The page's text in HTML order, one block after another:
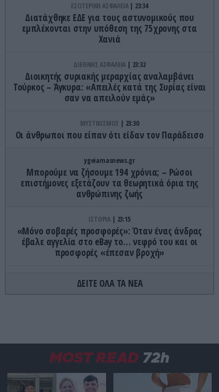
ΕΣΩΤΕΡΙΚΗ ΑΣΦΑΛΕΙΑ 23:34
Διατάχθηκε ΕΔΕ για τους αστυνομικούς που
εμπλέκονται στην υπόθεση της 75χρονης στα
Χανιά
ΔΙΕΘΝΗΣ ΑΣΦΑΛΕΙΑ 23:32
Διοικητής συριακής μεραρχίας αναλαμβάνει
Τούρκος – Άγκυρα: «Απειλές κατά της Συρίας είναι
σαν να απειλούν εμάς»
ΜΥΣΤΙΚΙΣΜΟΣ 23:30
Οι άνθρωποι που είπαν ότι είδαν τον Παράδεισο
ygeiamasnews.gr
Μπορούμε να ζήσουμε 194 χρόνια; – Ρώσοι
επιστήμονες εξετάζουν τα θεωρητικά όρια της
ανθρώπινης ζωής
ΙΣΤΟΡΙΑ 23:15
«Μόνο σοβαρές προσφορές»: Όταν ένας άνδρας
έβαλε αγγελία στο eBay το… νεφρό του και οι
προσφορές «έπεσαν βροχή»
ΚΟΣΜΟΣ 23:11
Τα 600 στρέμματα κληρονομιάς πίσω από το
ΕΝΟΠΛΕΣ ΣΥΓΚΡΟΥΣΕΙΣ 23:03
Στο Βελιγράδι ο Β.Ζελένσκι: «Πρέπει να
ΔΕΙΤΕ ΟΛΑ ΤΑ ΝΕΑ
MOST READ 72h